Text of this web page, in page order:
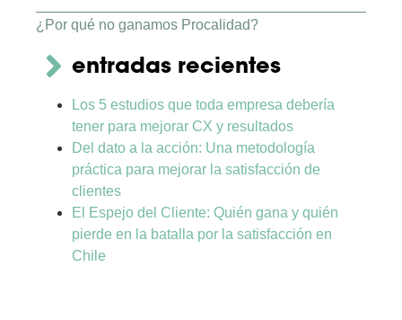
¿Por qué no ganamos Procalidad?
entradas recientes
Los 5 estudios que toda empresa debería
tener para mejorar CX y resultados
Del dato a la acción: Una metodología
práctica para mejorar la satisfacción de
clientes
El Espejo del Cliente: Quién gana y quién
pierde en la batalla por la satisfacción en
Chile